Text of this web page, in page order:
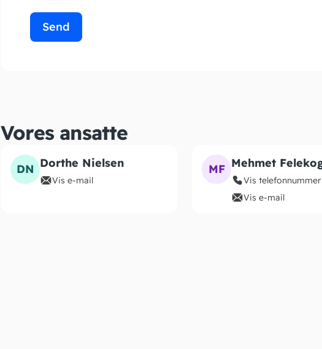
Send
Vores ansatte
DN Dorthe Nielsen
Vis e-mail
MF Mehmet
Vis telefonnummer
Vis e-mail